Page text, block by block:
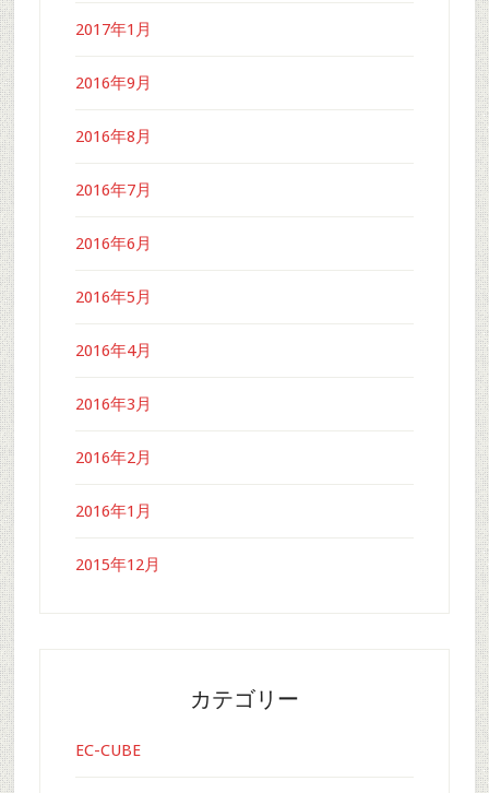
2017年1月
2016年9月
2016年8月
2016年7月
2016年6月
2016年5月
2016年4月
2016年3月
2016年2月
2016年1月
2015年12月
カテゴリー
EC-CUBE